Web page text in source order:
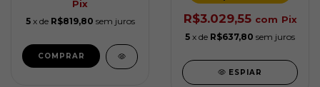
Pix
5 x de R$819,80 sem juros R$3.029,55 com Pix
5 x de R$637,80 sem juros
ESPIAR